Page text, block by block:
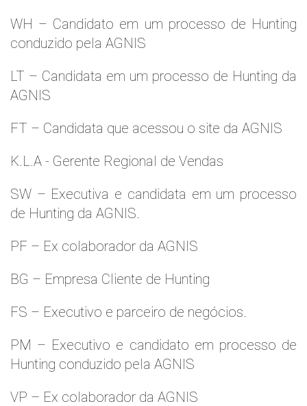
WH – Candidato em um processo de Hunting
conduzido pela AGNIS
LT – Candidata em um processo de Hunting da
AGNIS
FT – Candidata que acessou o site da AGNIS
K.L.A - Gerente Regional de Vendas
SW – Executiva e candidata em um processo
de Hunting da AGNIS.
PF – Ex colaborador da AGNIS
BG – Empresa Cliente de Hunting
FS – Executivo e parceiro de negócios.
PM – Executivo e candidato em processo de
Hunting conduzido pela AGNIS
VP – Ex colaborador da AGNIS